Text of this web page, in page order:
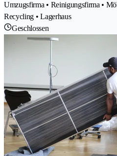
Umzugsfirma • Reinigungsfirma •
Recycling • Lagerhaus
Geschlossen